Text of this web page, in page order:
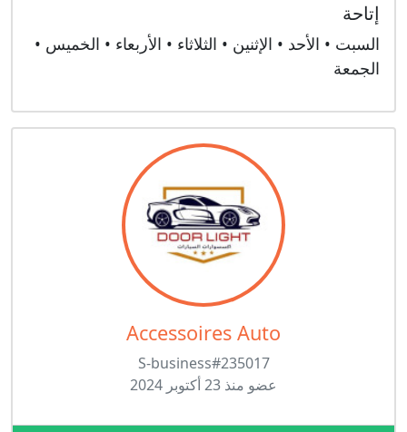
إتاحة
السبت • الأحد • الإثنين • الثلاثاء • الأربعاء • الخميس •
الجمعة
Accessoires Auto
S-business#235017
عضو منذ 23 أكتوبر 2024